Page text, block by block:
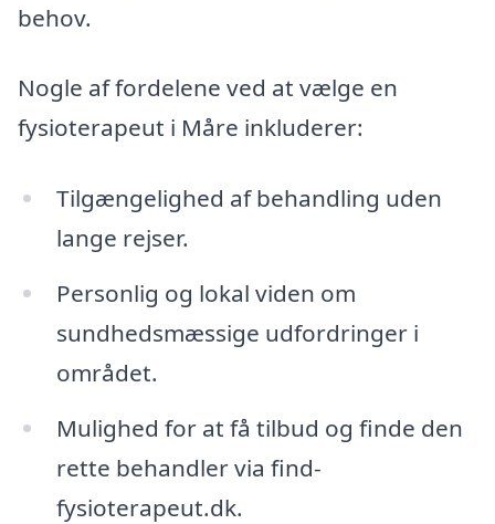
behov.
Nogle af fordelene ved at vælge en
fysioterapeut i Måre inkluderer:
Tilgængelighed af behandling uden
lange rejser.
Personlig og lokal viden om
sundhedsmæssige udfordringer i
området.
Mulighed for at få tilbud og finde den
rette behandler via find-
fysioterapeut.dk.